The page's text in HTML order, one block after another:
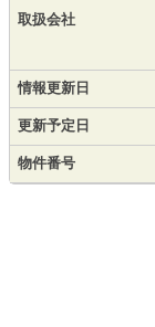
取扱会社
情報更新日
更新予定日
物件番号